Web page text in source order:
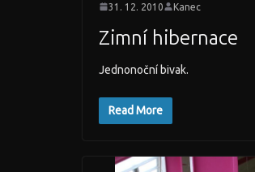
31. 12. 2010 Kanec
Zimní hibernace
Jednonoční bivak.
Read More